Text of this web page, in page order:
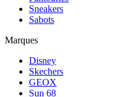
Sneakers
Sabots
Marques
Disney
Skechers
GEOX
Sun 68